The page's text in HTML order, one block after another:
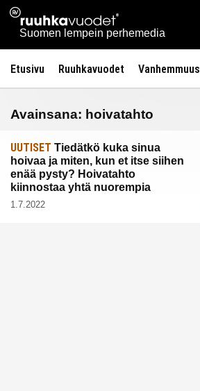
Siirry
sisältöön
Ruuhkavuodet.fi
Suomen lempein perhemedia
Etusivu Ruuhkavuodet Vanhemmuus
Avainsana: hoivatahto
UUTISET Tiedätkö kuka sinua
hoivaa ja miten, kun et itse siihen
enää pysty? Hoivatahto
kiinnostaa yhtä nuorempia
1.7.2022